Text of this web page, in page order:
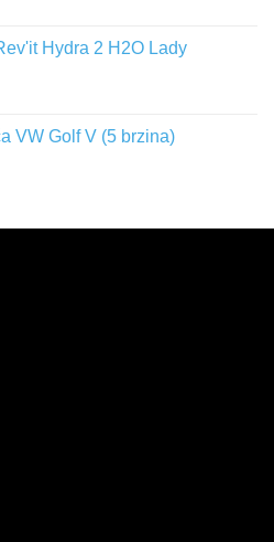
Hydra 2 H2O Lady
VW Golf V (5 brzina)